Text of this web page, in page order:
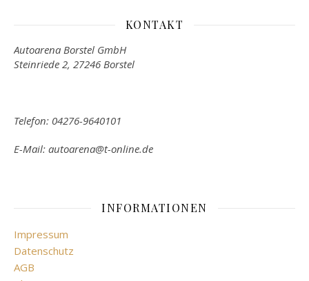
KONTAKT
Autoarena Borstel GmbH
Steinriede 2, 27246 Borstel
Telefon: 04276-9640101
E-Mail: autoarena@t-online.de
INFORMATIONEN
Impressum
Datenschutz
AGB